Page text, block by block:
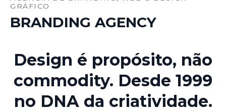
GRÁFICO
BRANDING AGENCY
Design é propósito, não
commodity. Desde 1999
no DNA da criatividade.